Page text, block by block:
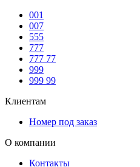
001
007
555
777
777 77
999
999 99
Клиентам
Номер под заказ
О компании
Контакты